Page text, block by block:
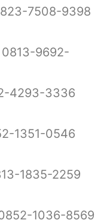
7508-9398
9692-
4293-3336
1351-0546
1835-2259
1036-8569